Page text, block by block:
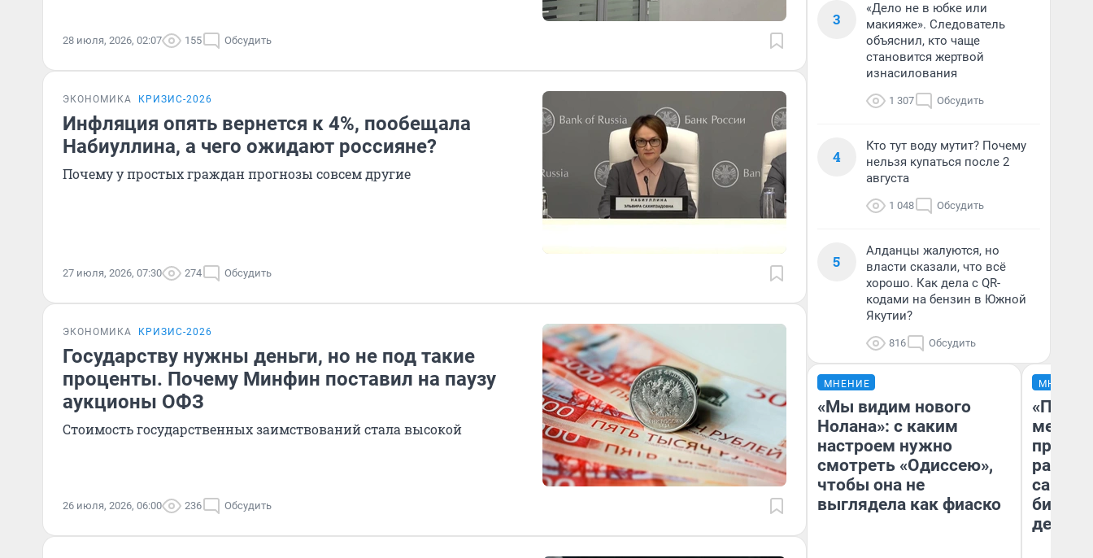
28 июля, 2026, 02:07 155 Обсудить
ЭКОНОМИКА КРИЗИС-2026
Инфляция опять вернется к 4%, пообещала
Набиуллина, а чего ожидают россияне?
Почему у простых граждан прогнозы совсем другие
27 июля, 2026, 07:30 274 Обсудить
ЭКОНОМИКА КРИЗИС-2026
Государству нужны деньги, но не под такие
проценты. Почему Минфин поставил на паузу
аукционы ОФЗ
Стоимость государственных заимствований стала высокой
26 июля, 2026, 06:00 236 Обсудить
3
«Дело не в юбке или
макияже». Следователь
объяснил, кто чаще
становится жертвой
изнасилования
1 307 Обсудить
4
Кто тут воду мутит? Почему
нельзя купаться после 2
августа
1 048 Обсудить
5
Алданцы жалуются, но
власти сказали, что всё
хорошо. Как дела с QR-
кодами на бензин в Южной
Якутии?
816 Обсудить
МНЕНИЕ
«Мы видим нового
Нолана»: с каким
настроем нужно
смотреть «Одиссею»,
чтобы она не
выглядела как фиаско
МНЕНИЕ
самом